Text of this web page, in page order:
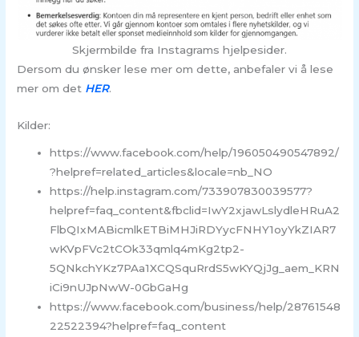
Skjermbilde fra Instagrams hjelpesider.
Dersom du ønsker lese mer om dette, anbefaler vi å lese
mer om det HER.
Kilder:
https://www.facebook.com/help/196050490547892/
?helpref=related_articles&locale=nb_NO
https://help.instagram.com/733907830039577?
helpref=faq_content&fbclid=IwY2xjawLslydleHRuA2
FlbQIxMABicmlkETBiMHJiRDYycFNHY1oyYkZIAR7
wKVpFVc2tCOk33qmlq4mKg2tp2-
5QNkchYKz7PAa1XCQSquRrdS5wKYQjJg_aem_KRN
iCi9nUJpNwW-0GbGaHg
https://www.facebook.com/business/help/28761548
22522394?helpref=faq_content